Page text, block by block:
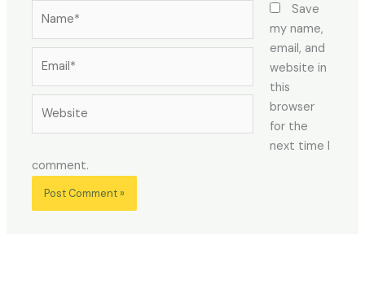
Save
my name,
email, and
website in
this
browser
for the
next time I
comment.